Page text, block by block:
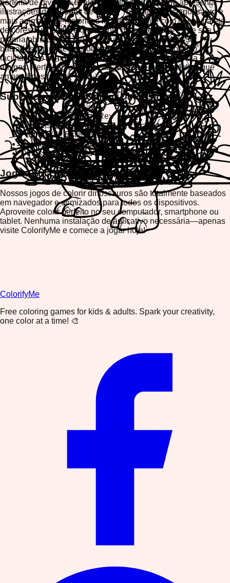
perfeita de diversão e relaxamento. Cada página apresenta
ilustrações detalhadas de T-Rex, Triceratops, Estegossauro e
mais animais pré-históricos icônicos. Jogue com nossa paleta
de cores avançada, experimente diferentes tons e crie sua
própria obra-prima. Todas as suas criações podem ser
baixadas ou impressas diretamente do seu dispositivo,
facilitando o compartilhamento de sua arte com família e
amigos. Perfeito para crianças, adolescentes e adultos que
amam dinossauros!
Subcategorias de Colorir Dinossauros
Páginas de Colorir T-Rex
Designs de Triceratops
Padrões de Estegossauro
Paisagens Pré-históricas
Dinossauros Bebês Fofos
Jogue em Qualquer Dispositivo
Nossos jogos de colorir dinossauros são totalmente baseados
em navegador e otimizados para todos os dispositivos.
Aproveite colorir perfeito no seu computador, smartphone ou
tablet. Nenhuma instalação de aplicativo necessária—apenas
visite ColorifyMe e comece a jogar hoje!
ColorifyMe
Free coloring games for kids & adults. Spark your creativity,
one color at a time! 🎨